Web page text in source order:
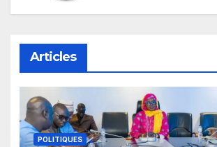
Articles
POLITIQUES